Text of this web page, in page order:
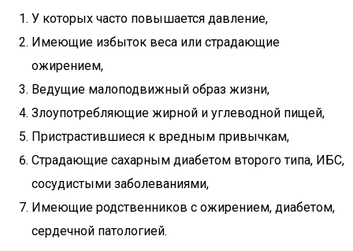
У которых часто повышается давление,
Имеющие избыток веса или страдающие
ожирением,
Ведущие малоподвижный образ жизни,
Злоупотребляющие жирной и углеводной пищей,
Пристрастившиеся к вредным привычкам,
Страдающие сахарным диабетом второго типа, ИБС,
сосудистыми заболеваниями,
Имеющие родственников с ожирением, диабетом,
сердечной патологией.